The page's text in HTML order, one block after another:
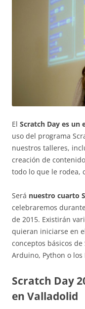
El Scratch Day es un
uso del programa
nuestros talleres,
creación de
todo lo que le rodea,
Será nuestro cuarto
celebraremos
de 2015. Existirán
quieran iniciarse en
conceptos básicos
Arduino, Python o los
Scratch Day
en Valladolid